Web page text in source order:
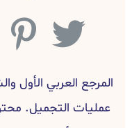
المرجع العربي الأول
عمليات التجميل.